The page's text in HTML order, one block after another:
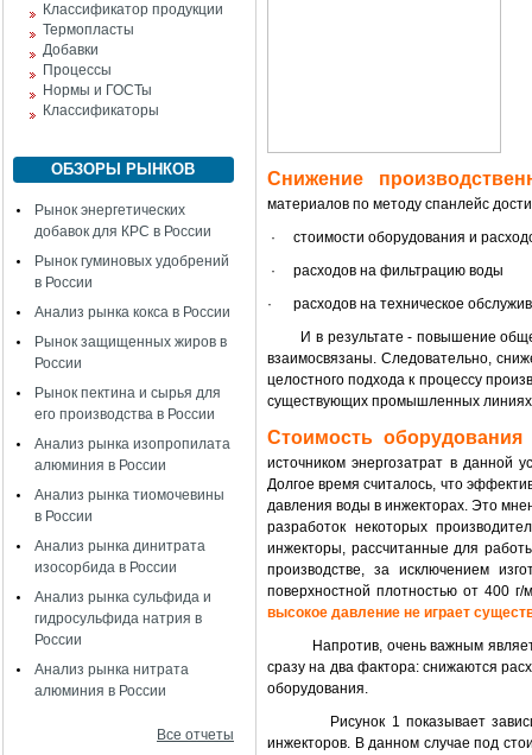
Классификатор продукции
Термопласты
Добавки
Процессы
Нормы и ГОСТы
Классификаторы
ОБЗОРЫ РЫНКОВ
Рынок энергетических
добавок для КРС в России
Рынок гуминовых удобрений
в России
Анализ рынка кокса в России
Рынок защищенных жиров в
России
Рынок пектина и сырья для
его производства в России
Анализ рынка изопропилата
алюминия в России
Анализ рынка тиомочевины
в России
Анализ рынка динитрата
изосорбида в России
Анализ рынка сульфида и
гидросульфида натрия в
России
Анализ рынка нитрата
алюминия в России
Все отчеты
Снижение
материалов по методу спанлейс
·
стоимости оборудования и
·
расходов на фильтрацию воды
·
расходов на техническое
И в результате - повышение
взаимосвязаны. Следовательно,
целостного подхода к процессу
существующих промышленных
Стоимость
источником энергозатрат в данной
Долгое время считалось, что
давления воды в инжекторах. Это
разработок некоторых
инжекторы, рассчитанные для
производстве, за исключением
поверхностной плотностью от 400
высокое давление не играет
Напротив, очень важным
сразу на два фактора: снижаются
оборудования.
Рисунок 1 показывает
инжекторов. В данном случае под